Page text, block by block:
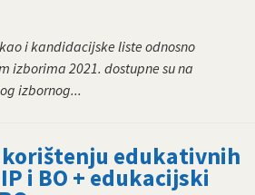
i kandidacijske liste odnosno
izborima 2021. dostupne su na
izbornog...
edukativnih
i BO + edukacijski